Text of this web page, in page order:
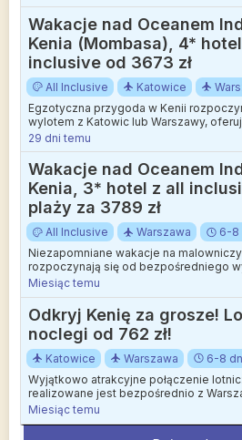
Wakacje nad Oceanem
Kenia (Mombasa), 4*
inclusive od 3673 zł
All Inclusive Katowice
Egzotyczna przygoda w Kenii
wylotem z Katowic lub Warszawy,
nad samym brzegiem Oceanu
29 dni temu
Wakacje nad Oceanem
Kenia, 3* hotel z all
plaży za 3789 zł
All Inclusive Warszawa 6-8
Niezapomniane wakacje na
rozpoczynają się od bezpośredniego
Warszawa-Chopina.
Miesiąc temu
Odkryj Kenię za grosze!
noclegi od 762 zł!
Katowice Warszawa 6-8
Wyjątkowo atrakcyjne połączenie
realizowane jest bezpośrednio z
stanowi doskonałą okazję dla osób
wczasy w Afryce Wschodniej,
Miesiąc temu